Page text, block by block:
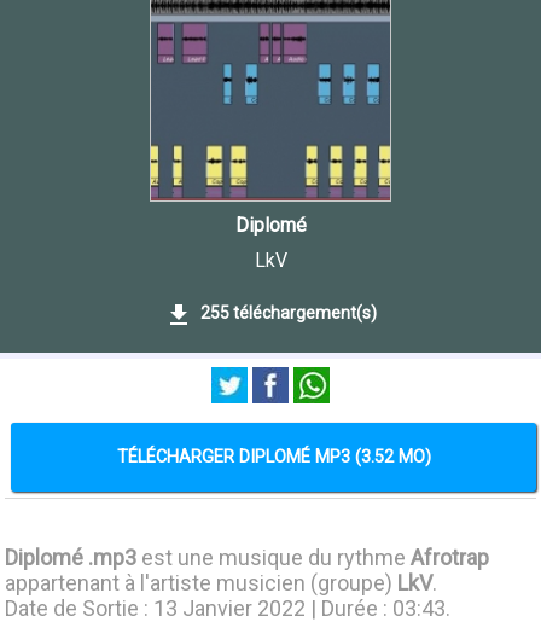
Diplomé
LkV
255 téléchargement(s)
TÉLÉCHARGER DIPLOMÉ MP3 (3.52 MO)
Diplomé .mp3 est une musique du rythmeAfrotrap
appartenant à l'artiste musicien (groupe) LkV.
Date de Sortie : 13 Janvier 2022 | Durée : 03:43.